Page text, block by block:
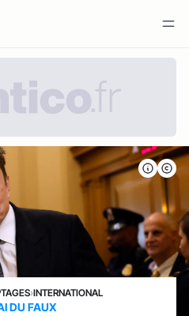
›INTERNATIONAL
DU FAUX